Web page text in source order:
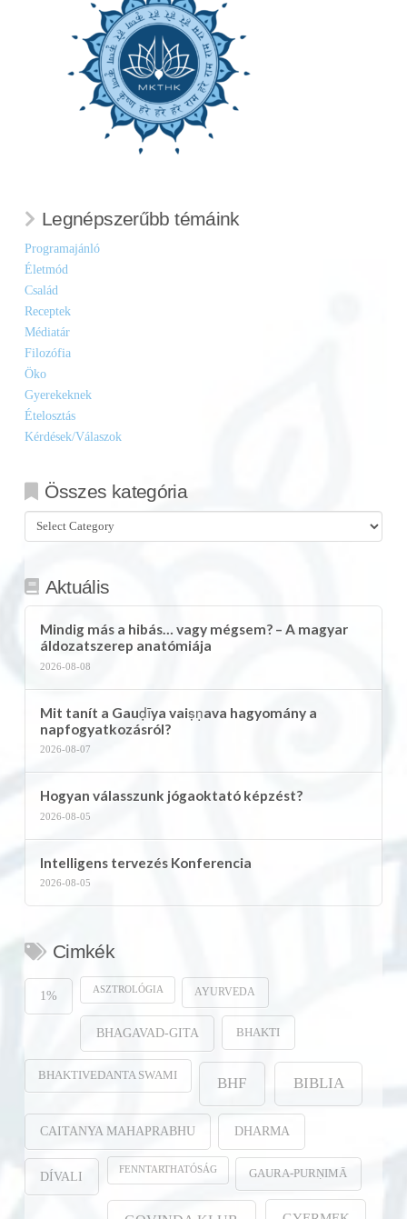
Legnépszerűbb témáink
Programajánló
Életmód
Család
Receptek
Médiatár
Filozófia
Öko
Gyerekeknek
Ételosztás
Kérdések/Válaszok
Összes kategória
Összes
kategória
Aktuális
Mindig más a hibás… vagy mégsem? – A magyar
áldozatszerep anatómiája
2026-08-08
Mit tanít a Gauḍīya vaiṣṇava hagyomány a
napfogyatkozásról?
2026-08-07
Hogyan válasszunk jógaoktató képzést?
2026-08-05
Intelligens tervezés Konferencia
2026-08-05
Cimkék
1% ASZTROLÓGIA AYURVEDA
BHAGAVAD-GITA BHAKTI
BHAKTIVEDANTA SWAMI BHF BIBLIA
CAITANYA MAHAPRABHU DHARMA
DÍVALI FENNTARTHATÓSÁG GAURA-PURṆIMĀ